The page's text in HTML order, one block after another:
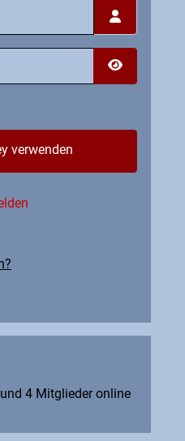
Passwort
verwenden
4 Mitglieder online